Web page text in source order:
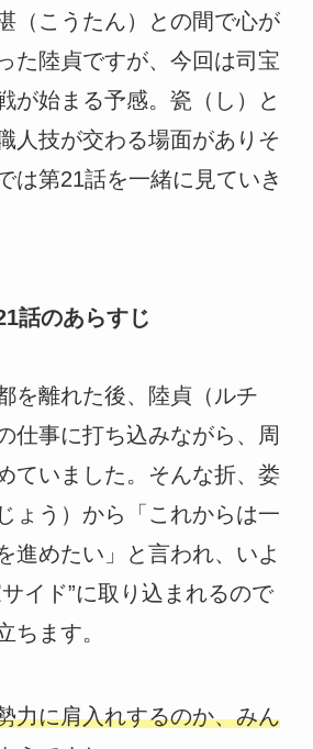
（こうたん）との間で心が
た陸貞ですが、今回は司宝
が始まる予感。瓷（し）と
人技が交わる場面がありそ
は第21話を一緒に見ていき
話のあらすじ
を離れた後、陸貞（ルチ
仕事に打ち込みながら、周
ていました。そんな折、娄
ょう）から「これからは一
進めたい」と言われ、いよ
イド”に取り込まれるので
ちます。
力に肩入れするのか、みん